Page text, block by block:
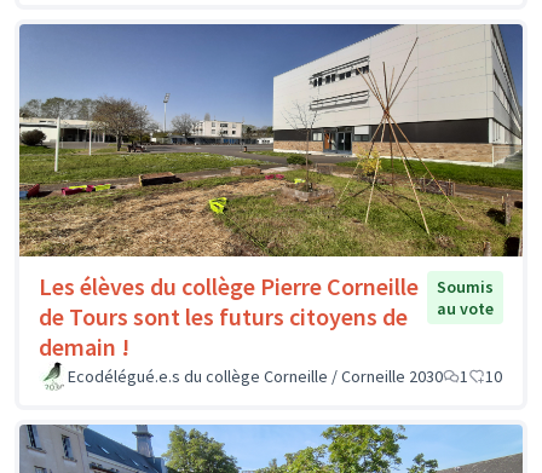
Les élèves du collège Pierre Corneille
de Tours sont les futurs citoyens de
demain !
Soumis
au vote
Ecodélégué.e.s du collège Corneille / Corneille 2030 1 10